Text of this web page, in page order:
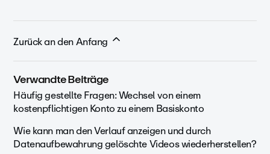
Zurück an den Anfang
Verwandte Beiträge
Häufig gestellte Fragen: Wechsel von einem
kostenpflichtigen Konto zu einem Basiskonto
Wie kann man den Verlauf anzeigen und durch
Datenaufbewahrung gelöschte Videos wiederherstellen?